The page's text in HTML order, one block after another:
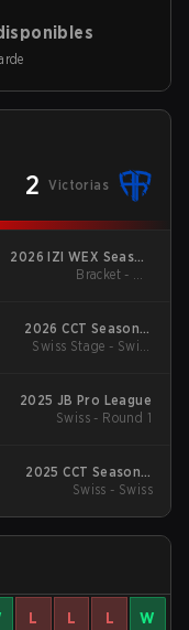
2 Victorias
2026 IZI WEX Season
Bracket - UB
2026 CCT Season 3
European Series #13
Swiss Stage - Swiss
2025 JB Pro League
Swiss - Round 1
2025 CCT Season 3
European Series #10
Swiss - Swiss
L L L W